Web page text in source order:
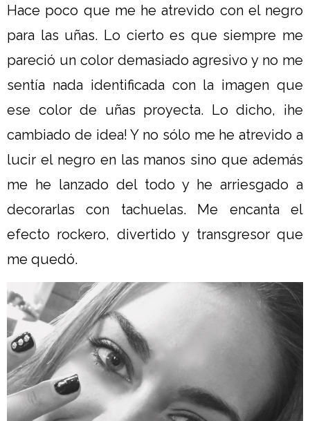
Hace poco que me he atrevido con el negro
para las uñas. Lo cierto es que siempre me
pareció un color demasiado agresivo y no me
sentía nada identificada con la imagen que
ese color de uñas proyecta. Lo dicho, ¡he
cambiado de idea! Y no sólo me he atrevido a
lucir el negro en las manos sino que además
me he lanzado del todo y he arriesgado a
decorarlas con tachuelas. Me encanta el
efecto rockero, divertido y transgresor que
me quedó.